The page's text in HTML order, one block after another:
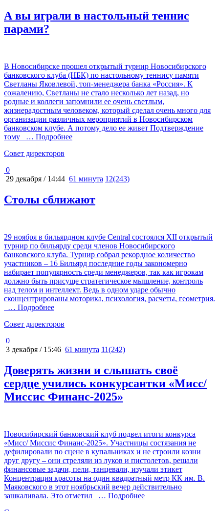
А вы играли в настольный теннис
парами?
В Новосибирске прошел открытый турнир Новосибирского
банковского клуба (НБК) по настольному теннису памяти
Светланы Яковлевой, топ-менеджера банка «Россия». К
сожалению, Светланы не стало несколько лет назад, но
родные и коллеги запомнили ее очень светлым,
жизнерадостным человеком, который сделал очень много для
организации различных мероприятий в Новосибирском
банковском клубе. А потому дело ее живет Подтверждение
тому
… Подробнее
Cовет директоров
0
29 декабря / 14:44 61 минута 12(243)
Столы сближают
29 ноября в бильярдном клубе Central состоялся ХII открытый
турнир по бильярду среди членов Новосибирского
банковского клуба. Турнир собрал рекордное количество
участников – 16 Бильярд последние годы закономерно
набирает популярность среди менеджеров, так как игрокам
должно быть присуще стратегическое мышление, контроль
над телом и интеллект. Ведь в одном ударе обычно
сконцентрированы моторика, психология, расчеты, геометрия.
… Подробнее
Cовет директоров
0
3 декабря / 15:46 61 минута 11(242)
Доверять жизни и слышать своё
сердце учились конкурсантки «Мисс/
Миссис Финанс-2025»
Новосибирский банковский клуб подвел итоги конкурса
«Мисс/ Миссис Финанс-2025». Участницы состязания не
дефилировали по сцене в купальниках и не строили козни
друг другу – они стреляли из луков и пистолетов, решали
финансовые задачи, пели, танцевали, изучали этикет
Концентрация красоты на один квадратный метр КК им. В.
Маяковского в этот ноябрьский вечер действительно
зашкаливала. Это отметил
… Подробнее